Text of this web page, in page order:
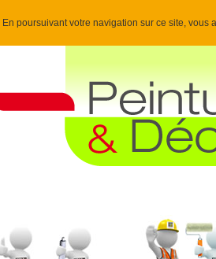
En poursuivant votre navigation sur ce site,